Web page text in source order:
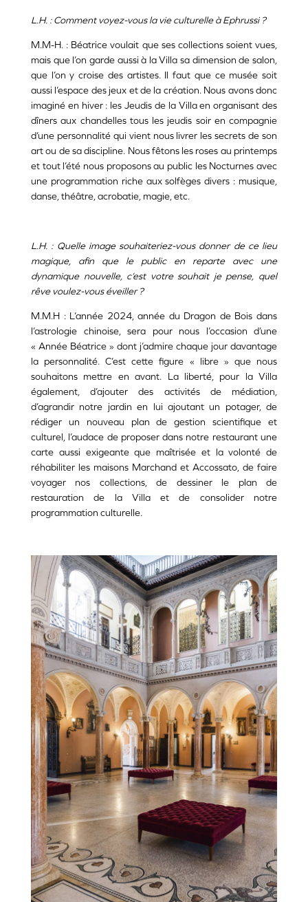
L.H. : Comment voyez-vous la vie culturelle à Ephrussi ?
M.M-H. : Béatrice voulait que ses collections soient vues,
mais que l’on garde aussi à la Villa sa dimension de salon,
que l’on y croise des artistes. Il faut que ce musée soit
aussi l’espace des jeux et de la création. Nous avons donc
imaginé en hiver : les Jeudis de la Villa en organisant des
dîners aux chandelles tous les jeudis soir en compagnie
d’une personnalité qui vient nous livrer les secrets de son
art ou de sa discipline. Nous fêtons les roses au printemps
et tout l’été nous proposons au public les Nocturnes avec
une programmation riche aux solfèges divers : musique,
danse, théâtre, acrobatie, magie, etc.
L.H. : Quelle image souhaiteriez-vous donner de ce lieu
magique, afin que le public en reparte avec une
dynamique nouvelle, c’est votre souhait je pense, quel
rêve voulez-vous éveiller ?
M.M.H : L’année 2024, année du Dragon de Bois dans
l’astrologie chinoise, sera pour nous l’occasion d’une
« Année Béatrice » dont j’admire chaque jour davantage
la personnalité. C’est cette figure « libre » que nous
souhaitons mettre en avant. La liberté, pour la Villa
également, d’ajouter des activités de médiation,
d’agrandir notre jardin en lui ajoutant un potager, de
rédiger un nouveau plan de gestion scientifique et
culturel, l’audace de proposer dans notre restaurant une
carte aussi exigeante que maîtrisée et la volonté de
réhabiliter les maisons Marchand et Accossato, de faire
voyager nos collections, de dessiner le plan de
restauration de la Villa et de consolider notre
programmation culturelle.